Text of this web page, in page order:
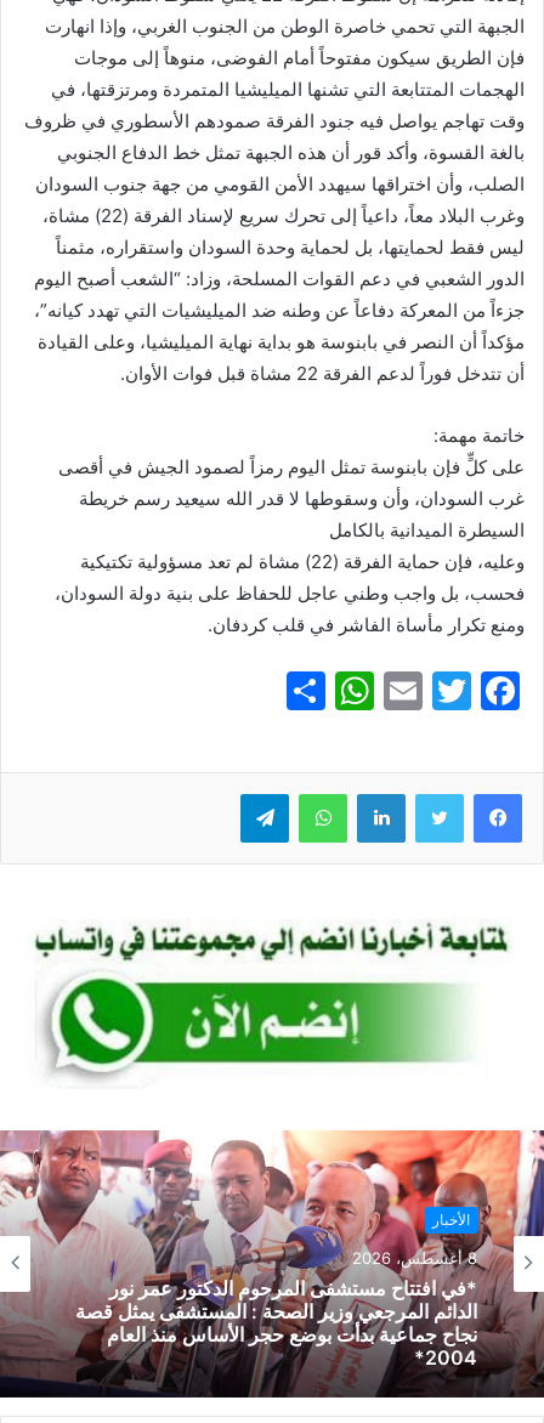
الجبهة التي تحمي خاصرة الوطن من الجنوب الغربي، وإذا انهارت
فإن الطريق سيكون مفتوحاً أمام الفوضى، منوهاً إلى موجات
الهجمات المتتابعة التي تشنها الميليشيا المتمردة ومرتزقتها، في
وقت تهاجم يواصل فيه جنود الفرقة صمودهم الأسطوري في ظروف
بالغة القسوة، وأكد قور أن هذه الجبهة تمثل خط الدفاع الجنوبي
الصلب، وأن اختراقها سيهدد الأمن القومي من جهة جنوب السودان
وغرب البلاد معاً، داعياً إلى تحرك سريع لإسناد الفرقة (22) مشاة،
ليس فقط لحمايتها، بل لحماية وحدة السودان واستقراره، مثمناً
الدور الشعبي في دعم القوات المسلحة، وزاد: “الشعب أصبح اليوم
جزءاً من المعركة دفاعاً عن وطنه ضد الميليشيات التي تهدد كيانه”،
مؤكداً أن النصر في بابنوسة هو بداية نهاية الميليشيا، وعلى القيادة
أن تتدخل فوراً لدعم الفرقة 22 مشاة قبل فوات الأوان.
خاتمة مهمة:
على كلٍّ فإن بابنوسة تمثل اليوم رمزاً لصمود الجيش في أقصى
غرب السودان، وأن وسقوطها لا قدر الله سيعيد رسم خريطة
السيطرة الميدانية بالكامل
وعليه، فإن حماية الفرقة (22) مشاة لم تعد مسؤولية تكتيكية
فحسب، بل واجب وطني عاجل للحفاظ على بنية دولة السودان،
ومنع تكرار مأساة الفاشر في قلب كردفان.
F
c
e
b
o
k
T
itt
er
E
ai
l
W
at
s
A
p
ar
e
لينكدإن واتساب تيلقرام
الأخبار
8 أغسطس، 2026
*في افتتاح مستشفى المرحوم الدكتور عمر نور
الدائم المرجعي وزير الصحة : المستشفى يمثل قصة
نجاح جماعية بدأت بوضع حجر الأساس منذ العام
2004*